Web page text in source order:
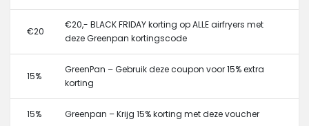
€20
€20,- BLACK FRIDAY korting op ALLE airfryers met
deze Greenpan kortingscode
15%
GreenPan – Gebruik deze coupon voor 15% extra
korting
15% Greenpan – Krijg 15% korting met deze voucher